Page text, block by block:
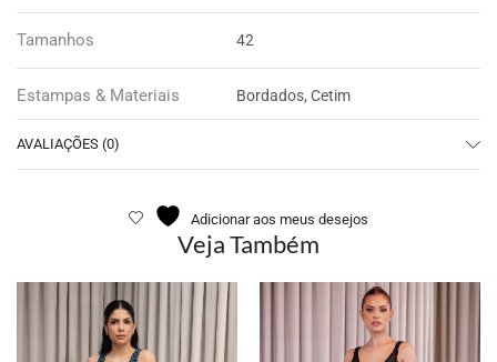
Tamanhos 42
Estampas & Materiais Bordados, Cetim
AVALIAÇÕES (0)
Adicionar aos meus desejos
Veja Também